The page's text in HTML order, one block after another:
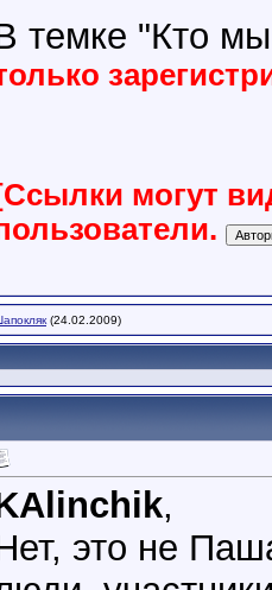
темке "Кто
могут
(24.02.2009)
,
это не